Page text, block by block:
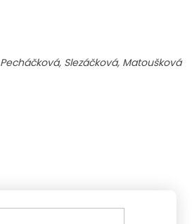
Pecháčková, Slezáčková, Matoušková